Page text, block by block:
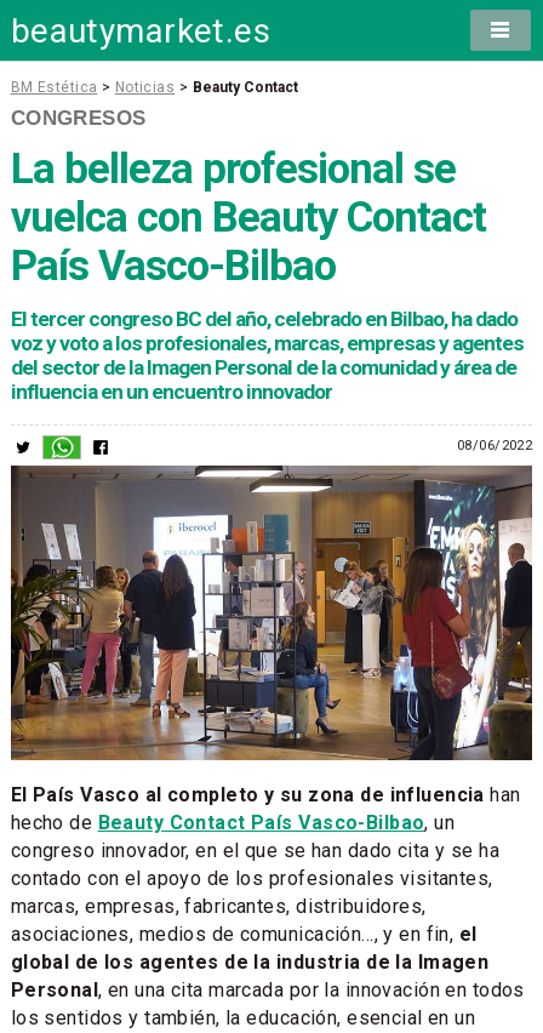
beautymarket.es
BM Estética > Noticias > Beauty Contact
CONGRESOS
La belleza profesional se
vuelca con Beauty Contact
País Vasco-Bilbao
El tercer congreso BC del año, celebrado en Bilbao, ha dado
voz y voto a los profesionales, marcas, empresas y agentes
del sector de la Imagen Personal de la comunidad y área de
influencia en un encuentro innovador
08/06/2022
El País Vasco al completo y su zona de influencia han
hecho de Beauty Contact País Vasco-Bilbao, un
congreso innovador, en el que se han dado cita y se ha
contado con el apoyo de los profesionales visitantes,
marcas, empresas, fabricantes, distribuidores,
asociaciones, medios de comunicación..., y en fin, el
global de los agentes de la industria de la Imagen
Personal, en una cita marcada por la innovación en todos
los sentidos y también, la educación, esencial en un